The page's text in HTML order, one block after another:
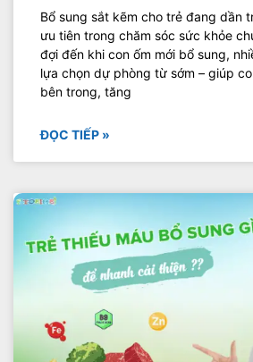
Bổ sung sắt kẽm cho trẻ đang dần
ưu tiên trong chăm sóc sức khỏe
đợi đến khi con ốm mới bổ sung,
lựa chọn dự phòng từ sớm – giúp
bên trong, tăng
ĐỌC TIẾP »